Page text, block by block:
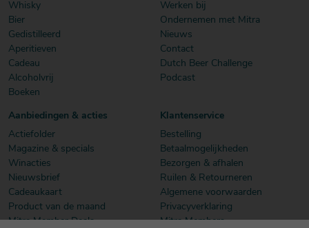
Whisky
Bier
Gedistilleerd
Aperitieven
Cadeau
Alcoholvrij
Boeken
Werken bij
Ondernemen met Mitra
Nieuws
Contact
Dutch Beer Challenge
Podcast
Aanbiedingen & acties
Actiefolder
Magazine & specials
Winacties
Nieuwsbrief
Cadeaukaart
Product van de maand
Mitra Member Deals
Klantenservice
Bestelling
Betaalmogelijkheden
Bezorgen & afhalen
Ruilen & Retourneren
Algemene voorwaarden
Privacyverklaring
Mitra Members